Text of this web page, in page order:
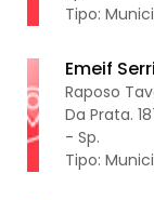
Tipo:
Emeif
Raposo
Da Prata.
- Sp.
Tipo: